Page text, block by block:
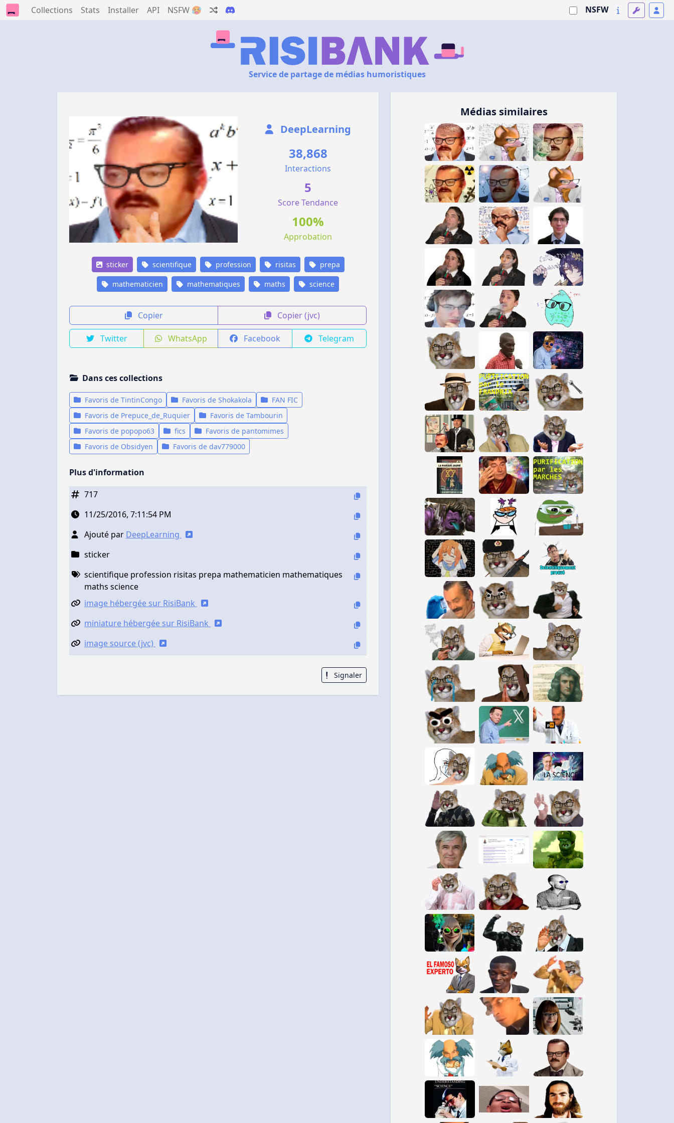
Collections Stats Installer API NSFW 🥵 NSFW
Service de partage de médias humoristiques
DeepLearning
38,868
Interactions
5
Score Tendance
100%
Approbation
sticker scientifique profession risitas prepa
mathematicien mathematiques maths science
Copier Copier (jvc)
Twitter WhatsApp Facebook Telegram
Dans ces collections
Favoris de TintinCongo Favoris de Shokakola
FAN FIC
Favoris de Prepuce_de_Ruquier
Favoris de Tambourin
Favoris de popopo63
fics
Favoris de pantomimes
Favoris de Obsidyen
Favoris de dav779000
Plus d'information
717
11/25/2016, 7:11:54 PM
Ajouté par DeepLearning
sticker
scientifique profession risitas prepa mathematicien mathematiques
maths science
image hébergée sur RisiBank
miniature hébergée sur RisiBank
image source (jvc)
Signaler
Médias similaires